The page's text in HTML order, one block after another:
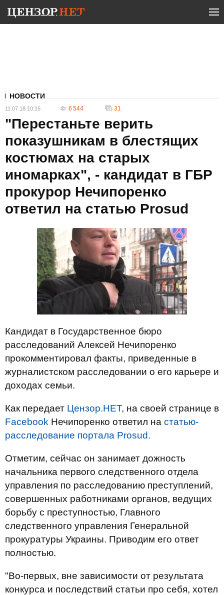
НОВОСТИ
11.07.18 10:15 6 544 31
"Перестаньте верить
показушникам в блестящих
костюмах на старых
иномарках", - кандидат в ГБР
прокурор Нечипоренко
ответил на статью Prosud
Кандидат в Государственное бюро
расследований Алексей Нечипоренко
прокомментировал факты, приведенные в
журналистском расследовании о его карьере и
доходах семьи.
Как передает Цензор.НЕТ, на своей странице в
Facebook Нечипоренко ответил на статью-
расследование портала Prosud.
Отметим, сейчас он занимает дожность
начальника первого следственного отдела
управления по расследованию преступлений,
совершенных работниками органов, ведущих
борьбу с преступностью, Главного
следственного управления Генеральной
прокуратуры Украины. Приводим его ответ
полностью.
"Во-первых, вне зависимости от результата
конкурса и последствий статьи про себя, хотел